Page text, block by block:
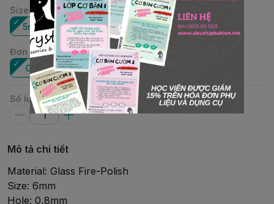
Size:
5mm
8mm
Đơn vị:
Gói
Số lượng
Mô tả chi tiết
Material: Glass Fire-Polish
Size: 6mm
Hole: 0,8mm